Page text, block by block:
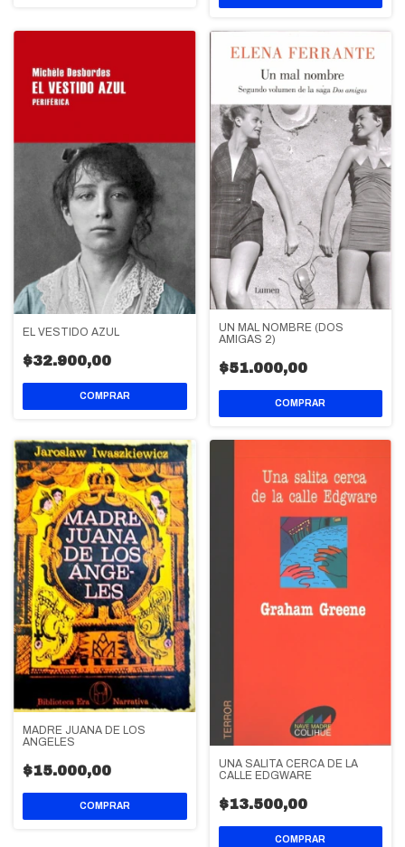
EL VESTIDO AZUL
$32.900,00
UN MAL NOMBRE (DOS
AMIGAS 2)
$51.000,00
MADRE JUANA DE LOS
ANGELES
$15.000,00
UNA SALITA CERCA DE LA
CALLE EDGWARE
$13.500,00